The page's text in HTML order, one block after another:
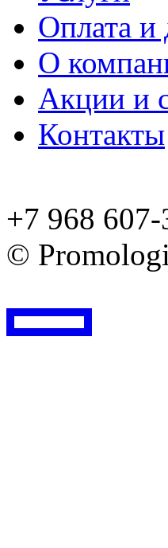
Оплата и
О
Акции и
Контакты
+7 968
©